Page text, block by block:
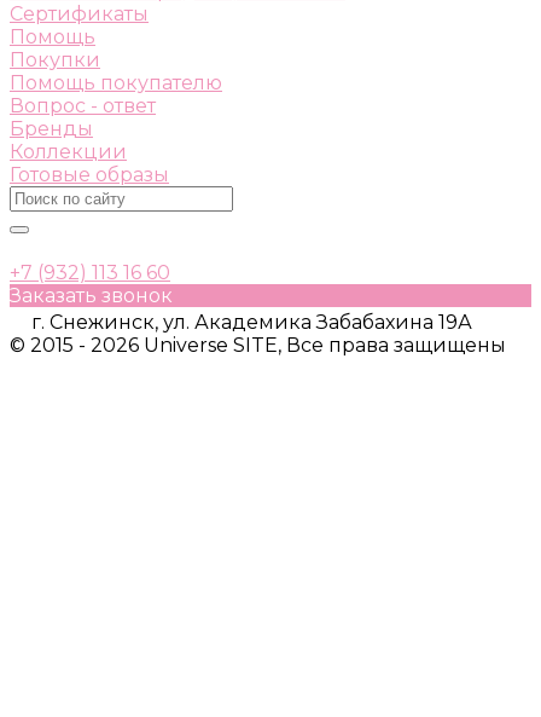
Сертификаты
Помощь
Покупки
Помощь покупателю
Вопрос - ответ
Бренды
Коллекции
Готовые образы
+7 (932) 113 16 60
Заказать звонок
г. Снежинск, ул. Академика Забабахина 19А
© 2015 - 2026 Universe SITE, Все права защищены